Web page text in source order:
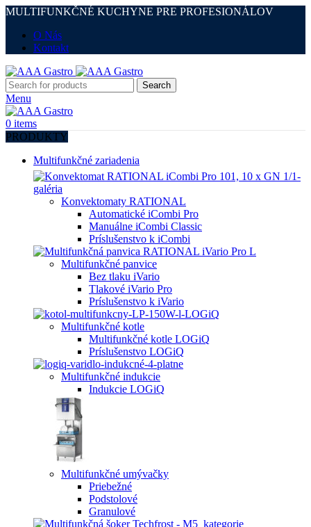
MULTIFUNKČNÉ KUCHYNE PRE PROFESIONÁLOV
O Nás
Kontakt
Search
Menu
0 items
PRODUKTY
Multifunkčné zariadenia
Konvektomaty RATIONAL
Automatické iCombi Pro
Manuálne iCombi Classic
Príslušenstvo k iCombi
Multifunkčné panvice
Bez tlaku iVario
Tlakové iVario Pro
Príslušenstvo k iVario
Multifunkčné kotle
Multifunkčné kotle LOGiQ
Príslušenstvo LOGiQ
Multifunkčné indukcie
Indukcie LOGiQ
Multifunkčné umývačky
Priebežné
Podstolové
Granulové